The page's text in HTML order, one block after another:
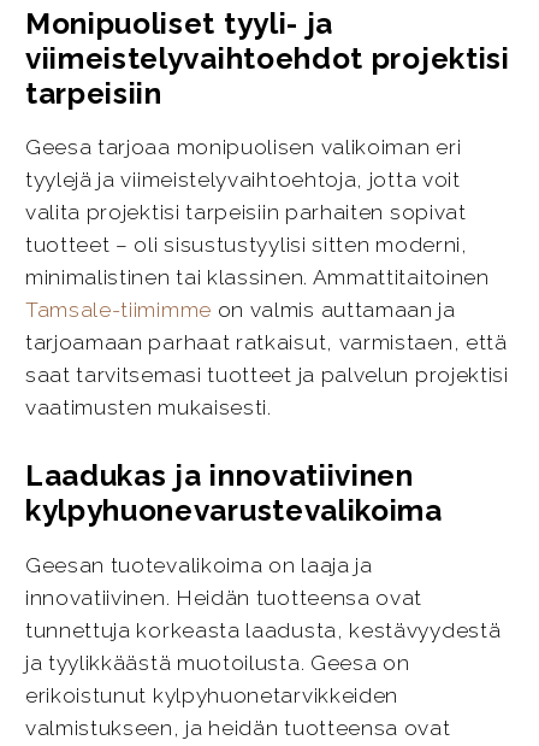
Monipuoliset tyyli- ja
viimeistelyvaihtoehdot projektisi
tarpeisiin
Geesa tarjoaa monipuolisen valikoiman eri
tyylejä ja viimeistelyvaihtoehtoja, jotta voit
valita projektisi tarpeisiin parhaiten sopivat
tuotteet – oli sisustustyylisi sitten moderni,
minimalistinen tai klassinen. Ammattitaitoinen
Tamsale-tiimimme on valmis auttamaan ja
tarjoamaan parhaat ratkaisut, varmistaen, että
saat tarvitsemasi tuotteet ja palvelun projektisi
vaatimusten mukaisesti.
Laadukas ja innovatiivinen
kylpyhuonevarustevalikoima
Geesan tuotevalikoima on laaja ja
innovatiivinen. Heidän tuotteensa ovat
tunnettuja korkeasta laadusta, kestävyydestä
ja tyylikkäästä muotoilusta. Geesa on
erikoistunut kylpyhuonetarvikkeiden
valmistukseen, ja heidän tuotteensa ovat